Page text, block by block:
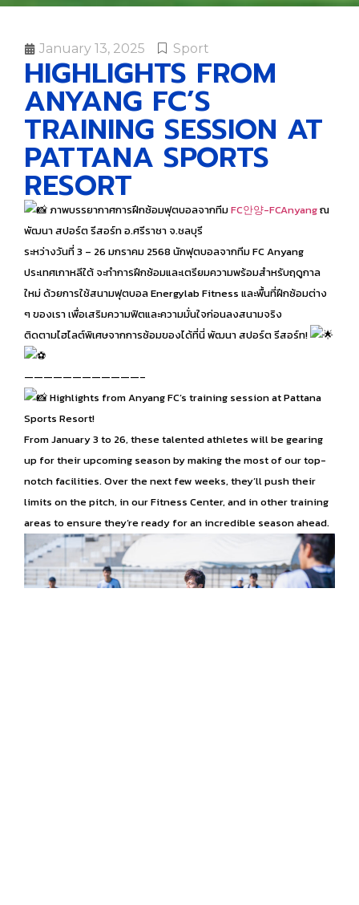
January 13, 2025 Sport
HIGHLIGHTS FROM
ANYANG FC’S
TRAINING SESSION AT
PATTANA SPORTS
RESORT
ภาพบรรยากาศการฝึกซ้อมฟุตบอลจากทีมFC안양-FCAnyangณ
พัฒนา สปอร์ต รีสอร์ท อ.ศรีราชา จ.ชลบุรี
ระหว่างวันที่ 3 – 26 มกราคม 2568 นักฟุตบอลจากทีม FC Anyang
ประเทศเกาหลีใต้ จะทำการฝึกซ้อมและเตรียมความพร้อมสำหรับฤดูกาล
ใหม่ ด้วยการใช้สนามฟุตบอล Energylab Fitness และพื้นที่ฝึกซ้อมต่าง
ๆ ของเรา เพื่อเสริมความฟิตและความมั่นใจก่อนลงสนามจริง
ติดตามไฮไลต์พิเศษจากการซ้อมของได้ที่นี่ พัฒนา สปอร์ต รีสอร์ท!
————————————–
Highlights from Anyang FC’s training session at Pattana
Sports Resort!
From January 3 to 26, these talented athletes will be gearing
up for their upcoming season by making the most of our top-
notch facilities. Over the next few weeks, they’ll push their
limits on the pitch, in our Fitness Center, and in other training
areas to ensure they’re ready for an incredible season ahead.